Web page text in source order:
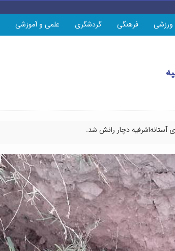
ورزشی فرهنگی گردشگری علمی و آموزشی
آستانه‌اشرفیه دچار رانش شد.